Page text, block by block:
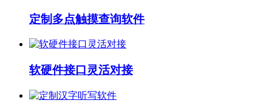
定制多点触摸查询软件
软硬件接口灵活对接